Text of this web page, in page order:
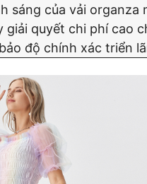
sáng của vải
giải quyết chi phí cao
độ chính xác triển